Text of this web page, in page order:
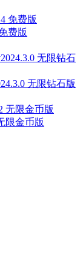
费版
无限钻石版
限金币版